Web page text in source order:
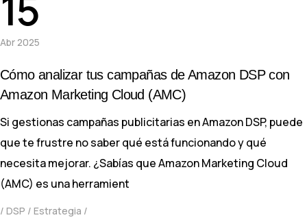
Abr 2025
Cómo analizar tus campañas de Amazon DSP con
Amazon Marketing Cloud (AMC)
Si gestionas campañas publicitarias en Amazon DSP, puede
que te frustre no saber qué está funcionando y qué
necesita mejorar. ¿Sabías que Amazon Marketing Cloud
(AMC) es una herramient
DSP
Estrategia